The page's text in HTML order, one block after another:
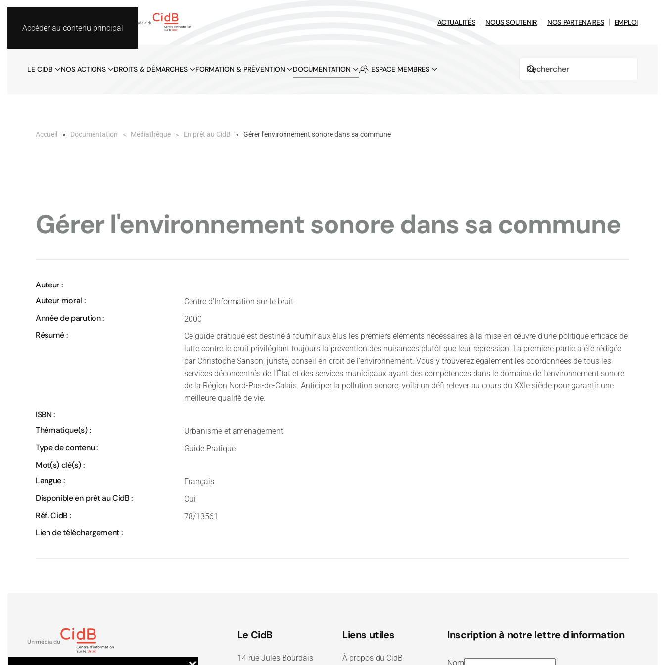
Accéder au contenu principal
ACTUALITÉS NOUS SOUTENIR NOS PARTENAIRES EMPLOI
LE CIDB NOS ACTIONS DROITS & DÉMARCHES FORMATION & PRÉVENTION DOCUMENTATION ESPACE MEMBRES
Accueil Documentation Médiathèque En prêt au CidB Gérer l'environnement sonore dans sa commune
Gérer l'environnement sonore dans sa commune
Auteur :
Auteur moral :
Centre d'Information sur le bruit
Année de parution : 2000
Résumé :
Ce guide pratique est destiné à fournir aux élus les premiers éléments nécessaires à la mise en œuvre d'une politique efficace de
lutte contre le bruit privilégiant toujours la prévention des nuisances plutôt que leur répression. La première partie a été rédigée
par Christophe Sanson, juriste, conseil en droit de l'environnement. Vous y trouverez également les coordonnées de tous les
services déconcentrés de l'État et des services municipaux ayant des compétences dans le domaine de l'environnement sonore
de la Région Nord-Pas-de-Calais. Anticiper la pollution sonore, voilà un défi relever au cours du XXIe siècle pour garantir une
meilleure qualité de vie.
ISBN :
Thématique(s) :
Urbanisme et aménagement
Type de contenu : Guide Pratique
Mot(s) clé(s) :
Langue :
Français
Disponible en prêt au CidB : Oui
Réf. CidB : 78/13561
Lien de téléchargement :
Le CidB
14 rue Jules Bourdais
Liens utiles
À propos du CidB
Inscription à notre lettre d'information
Nom